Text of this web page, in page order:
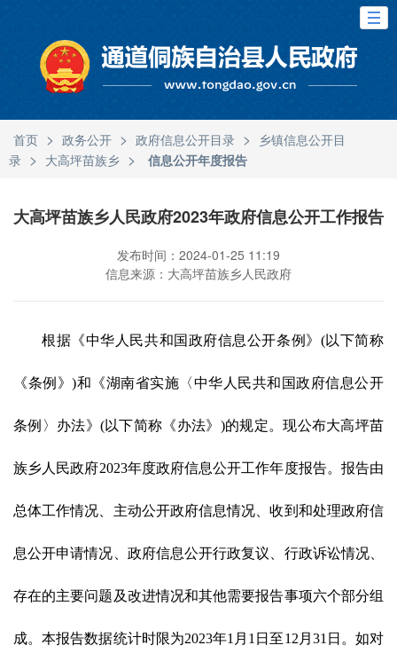
首页 > 政务公开 > 政府信息公开目录 >
乡镇信息公开目
录 > 大高坪苗族乡 > 信息公开年度报告
大高坪苗族乡人民政府2023年政府信息公开工作报告
发布时间：2024-01-25 11:19
信息来源：大高坪苗族乡人民政府
根据《中华人民共和国政府信息公开条例》 (以下简称
《条例》)和《湖南省实施〈中华人民共和国政府信息公开
条例〉办法》 (以下简称《办法》 )的规定。现公布大高坪苗
族乡人民政府2023年度政府信息公开工作年度报告。报告由
总体工作情况、主动公开政府信息情况、收到和处理政府信
息公开申请情况、政府信息公开行政复议、行政诉讼情况、
存在的主要问题及改进情况和其他需要报告事项六个部分组
成。本报告数据统计时限为2023年1月1日至12月31日。如对